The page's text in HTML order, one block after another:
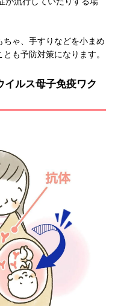
ゃ、手すりなどを小まめ
も予防対策になります。
ルス母子免疫ワク